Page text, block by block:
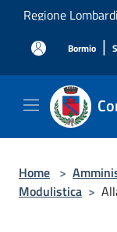
Salta al contenuto
Regione
Bormio |
Home >
Modulistica >